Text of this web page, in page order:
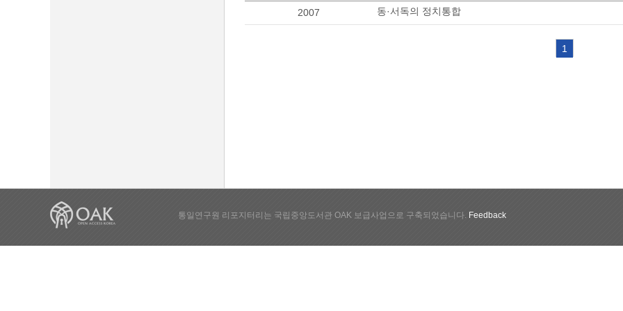
2007 동·서독의 정치통합
1
통일연구원 리포지터리는 국립중앙도서관 OAK 보급사업으로 구축되었습니다. Feedback